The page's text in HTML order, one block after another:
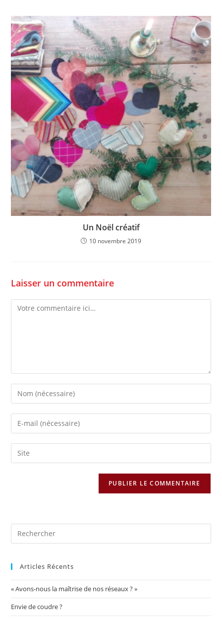
Un Noël créatif
10 novembre 2019
Laisser un commentaire
Articles Récents
« Avons-nous la maîtrise de nos réseaux ? »
Envie de coudre ?